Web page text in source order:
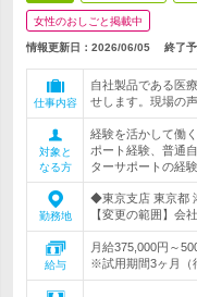
女性のおしごと掲載中
情報更新日：2026/06/05 終了予
仕事内容
自社製品である医
せします。現場の
対象と
なる方
経験を活かして働
ポート経験、普通
ターサポートの経
勤務地
◆東京支店 東京都
【変更の範囲】会
給与
月給375,000円～
※試用期間3ヶ月（